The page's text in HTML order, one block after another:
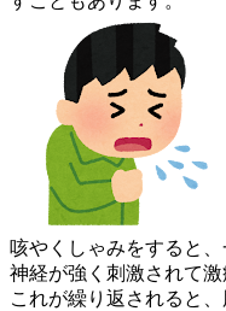
咳やくしゃみをすると
神経が強く刺激されて激
これが繰り返されると